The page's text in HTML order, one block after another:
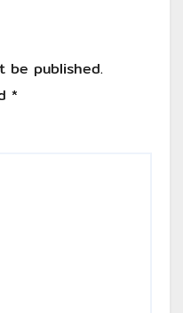
be published.
*